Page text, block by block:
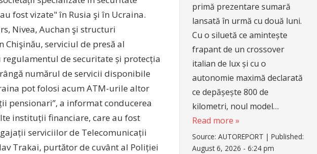
fost vizate" în Rusia şi în Ucraina.
Nivea, Auchan şi structuri
serviciul de presă al
de securitate și protecția
numărul de servicii disponibile
pot folosi acum ATM-urile altor
pensionari”, a informat conducerea
instituții financiare, care au fost
serviciilor de Telecomunicații
Trakai, purtător de cuvânt al Poliției
primă prezentare sumară
lansată în urmă cu două luni.
Cu o siluetă ce amintește
frapant de un crossover
italian de lux și cu o
autonomie maximă declarată
ce depășește 800 de
kilometri, noul model…
Read more »
Source:AUTOREPORT |Published:
August 6, 2026 - 6:24 pm